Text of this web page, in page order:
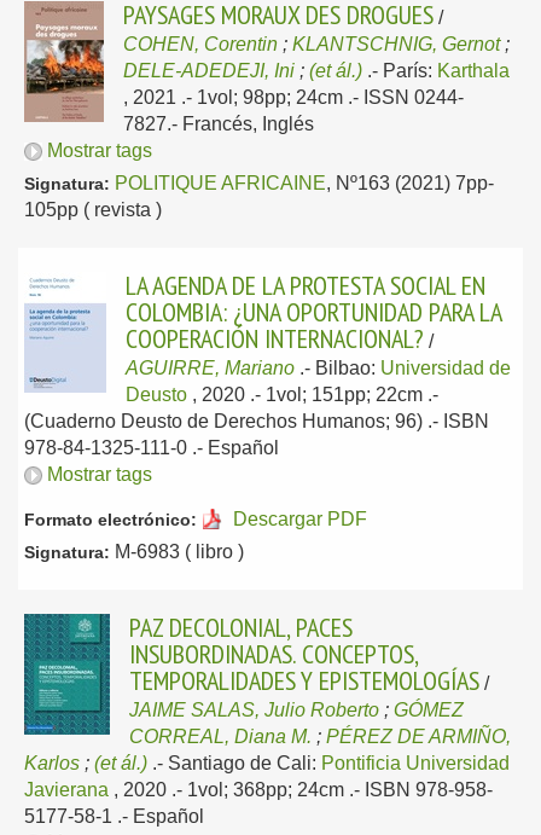
PAYSAGES MORAUX DES DROGUES /
COHEN, Corentin ; KLANTSCHNIG, Gernot;
DELE-ADEDEJI, Ini ; (et ál.) .- París: Karthala
, 2021 .- 1vol; 98pp; 24cm .- ISSN 0244-
7827.- Francés, Inglés
Mostrar tags
Signatura: POLITIQUE AFRICAINE, Nº163 (2021) 7pp-
105pp ( revista )
LA AGENDA DE LA PROTESTA SOCIAL EN
COLOMBIA: ¿UNA OPORTUNIDAD PARA LA
COOPERACIÓN INTERNACIONAL? /
AGUIRRE, Mariano .- Bilbao: Universidad de
Deusto , 2020 .- 1vol; 151pp; 22cm .-
(Cuaderno Deusto de Derechos Humanos; 96) .- ISBN
978-84-1325-111-0 .- Español
Mostrar tags
Formato electrónico: Descargar PDF
Signatura: M-6983 ( libro )
PAZ DECOLONIAL, PACES
INSUBORDINADAS. CONCEPTOS,
TEMPORALIDADES Y EPISTEMOLOGÍAS /
JAIME SALAS, Julio Roberto ; GÓMEZ
CORREAL, Diana M. ; PÉREZ DE ARMIÑO,
Karlos ; (et ál.) .- Santiago de Cali: Pontificia Universidad
Javierana , 2020 .- 1vol; 368pp; 24cm .- ISBN 978-958-
5177-58-1 .- Español